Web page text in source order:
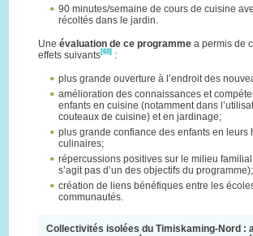
90 minutes/semaine de cours de cuisine
récoltés dans le jardin.
Une évaluation de ce programmea permis de
effets suivants[63] :
plus grande ouverture à l’endroit des
amélioration des connaissances et
enfants en cuisine (notamment dans
couteaux de cuisine) et en jardinage;
plus grande confiance des enfants en leurs
culinaires;
répercussions positives sur le milieu familial
s’agit pas d’un des objectifs du programme);
création de liens bénéfiques entre les
communautés.
Collectivités isolées du Timiskaming-Nord :